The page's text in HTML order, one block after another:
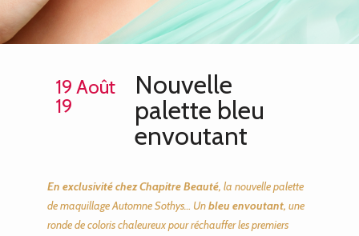
19 Août
19
Nouvelle
palette bleu
envoutant
En exclusivité chez Chapitre Beauté, la nouvelle palette
de maquillage Automne Sothys… Unbleu envoutant, une
ronde de coloris chaleureux pour réchauffer les premiers